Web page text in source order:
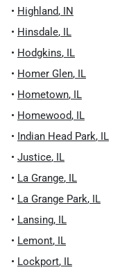
• Highland, IN
• Hinsdale, IL
• Hodgkins, IL
• Homer Glen, IL
• Hometown, IL
• Homewood, IL
• Indian Head Park, IL
• Justice, IL
• La Grange, IL
• La Grange Park, IL
• Lansing, IL
• Lemont, IL
• Lockport, IL